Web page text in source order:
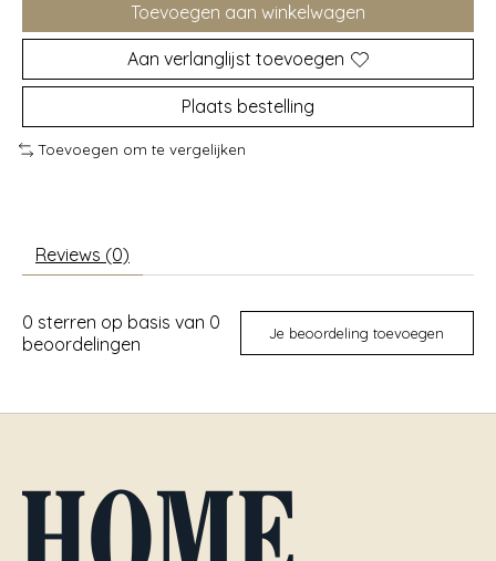
Toevoegen aan winkelwagen
Aan verlanglijst toevoegen
Plaats bestelling
Toevoegen om te vergelijken
Reviews (0)
0 sterren op basis van 0
beoordelingen
Je beoordeling toevoegen